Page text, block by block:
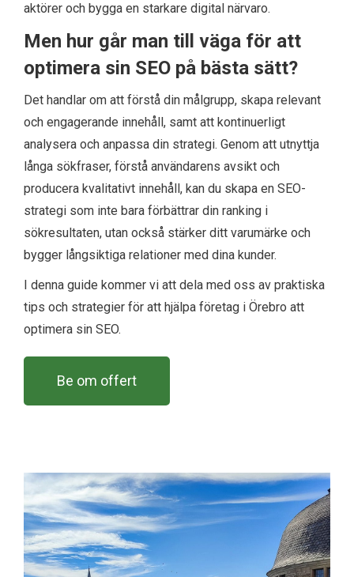
aktörer och bygga en starkare digital närvaro.
Men hur går man till väga för att
optimera sin SEO på bästa sätt?
Det handlar om att förstå din målgrupp, skapa relevant
och engagerande innehåll, samt att kontinuerligt
analysera och anpassa din strategi. Genom att utnyttja
långa sökfraser, förstå användarens avsikt och
producera kvalitativt innehåll, kan du skapa en SEO-
strategi som inte bara förbättrar din ranking i
sökresultaten, utan också stärker ditt varumärke och
bygger långsiktiga relationer med dina kunder.
I denna guide kommer vi att dela med oss av praktiska
tips och strategier för att hjälpa företag i Örebro att
optimera sin SEO.
Be om offert